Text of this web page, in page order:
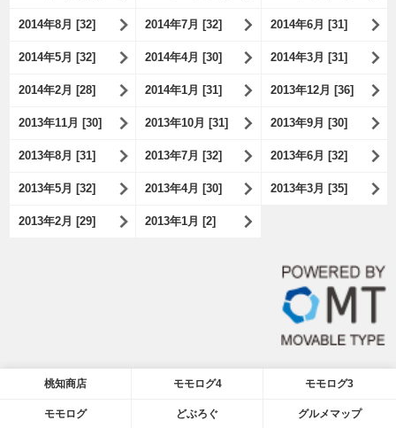
2014年8月 [32] 2014年7月 [32] 2014年6月 [31]
2014年5月 [32] 2014年4月 [30] 2014年3月 [31]
2014年2月 [28] 2014年1月 [31] 2013年12月 [36]
2013年11月 [30] 2013年10月 [31] 2013年9月 [30]
2013年8月 [31] 2013年7月 [32] 2013年6月 [32]
2013年5月 [32] 2013年4月 [30] 2013年3月 [35]
2013年2月 [29] 2013年1月 [2]
桃知商店 モモログ4 モモログ3
モモログ どぶろぐ グルメマップ